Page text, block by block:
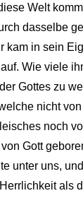
Welt
dasselbe
kam in sein
Wie viele
Gottes zu
nicht
noch
Gott
unter uns,
als